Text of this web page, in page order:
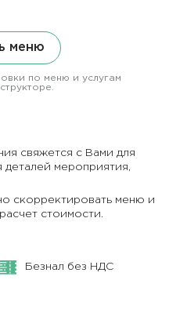
меню
по меню и услугам
свяжется с Вами для
деталей мероприятия,
скорректировать меню и
стоимости.
Безнал без НДС